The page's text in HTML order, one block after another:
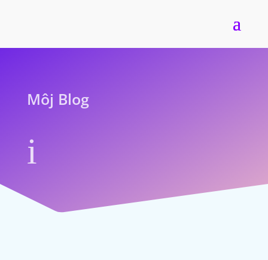
Môj Blog
i